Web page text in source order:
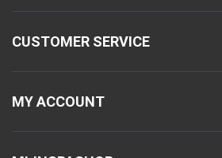
CUSTOMER SERVICE
MY ACCOUNT